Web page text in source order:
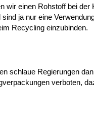
wir einen Rohstoff bei der
ja nur eine
Recycling einzubinden.
schlaue Regierungen
verboten,